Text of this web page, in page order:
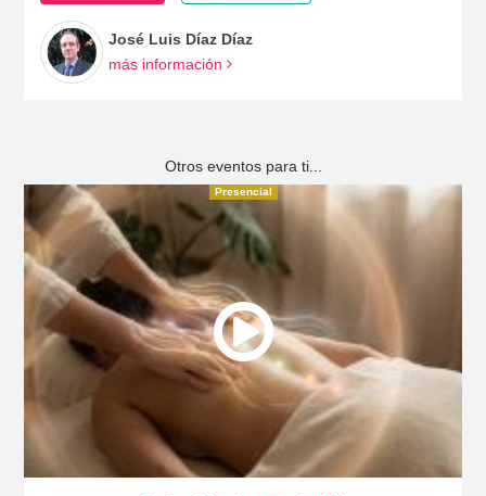
José Luis Díaz Díaz
más información
Otros eventos para ti...
Presencial